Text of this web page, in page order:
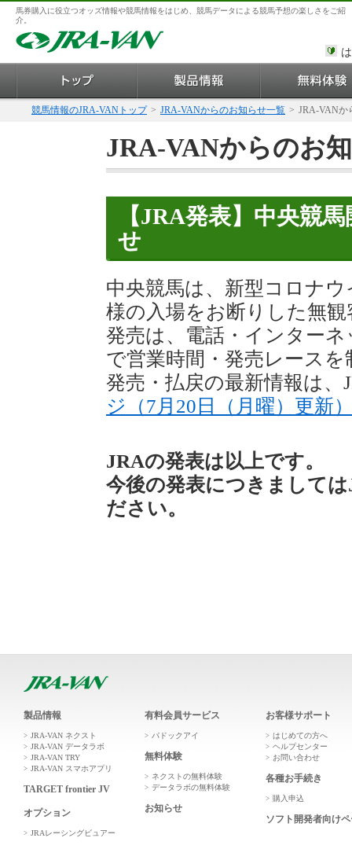
馬券購入に役立つオッズ情報や競馬情報をはじめ、競馬データによる競馬予想の楽しさをご紹
介。
競馬情報のJRA-VANトップ > JRA-VANからのお知らせ一覧 > JRA-VANか
JRA-VANからのお
【JRA発表】中央競
せ
中央競馬は、新型コロナ
様の入場をお断りした無
発売は、電話・インター
で営業時間・発売レース
発売・払戻の最新情報は、
ジ（7月20日（月曜）更新
JRAの発表は以上です。
今後の発表につきまして
ださい。
製品情報
JRA-VAN ネクスト
JRA-VAN データラボ
JRA-VAN TRY
JRA-VAN スマホアプリ
TARGET frontier JV
オプション
JRAレーシングビュアー
有料会員サービス
パドックアイ
無料体験
ネクストの無料体験
データラボの無料体験
お知らせ
お客様サポート
はじめての方へ
ヘルプセンター
お問い合わせ
各種お手続き
購入申込
ソフト開発者向け